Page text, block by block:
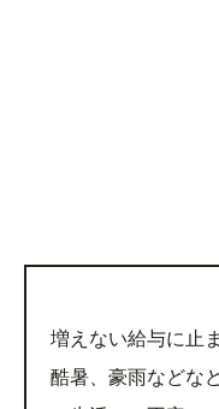
増えない給与に止
酷暑、豪雨などな